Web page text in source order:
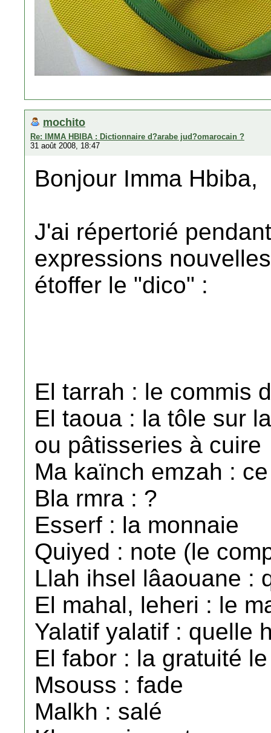
mochito
Re: IMMA HBIBA : Dictionnaire d?arabe jud?omarocain ?
31 août 2008, 18:47
Bonjour Imma Hbiba,
J'ai répertorié
expressions
étoffer le "dico" :
El tarrah : le commis
El taoua : la tôle sur
ou pâtisseries à cuire
Ma kaïnch emzah :
Bla rmra : ?
Esserf : la monnaie
Quiyed : note (le
Llah ihsel lâaouane :
El mahal, leheri : le
Yalatif yalatif : quelle
El fabor : la gratuité
Msouss : fade
Malkh : salé